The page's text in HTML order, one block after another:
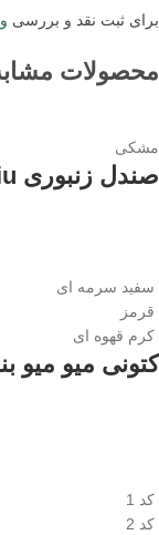
برای ثبت نقد و بررسی
محصولات
مشکی
صندل زنبوری miu زنانه
سفید سرمه ای
قرمز
کرم قهوه ای
کد 1
کد 2